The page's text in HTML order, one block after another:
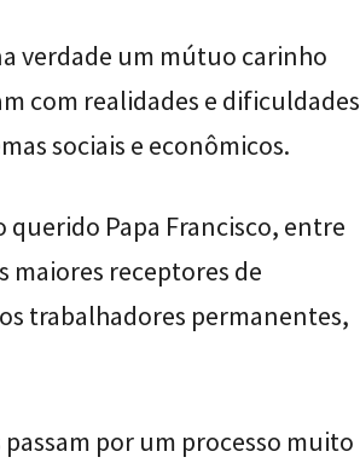
verdade um mútuo carinho
com realidades e dificuldades
sociais e econômicos.
querido Papa Francisco, entre
maiores receptores de
trabalhadores permanentes,
por um processo muito